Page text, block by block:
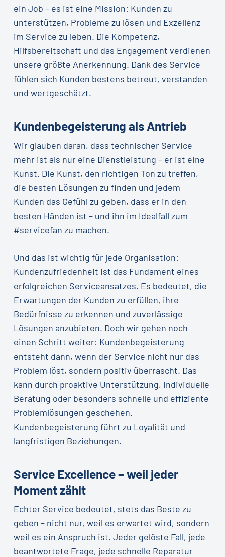
ein Job – es ist eine Mission: Kunden zu
unterstützen, Probleme zu lösen und Exzellenz
im Service zu leben. Die Kompetenz,
Hilfsbereitschaft und das Engagement verdienen
unsere größte Anerkennung. Dank des Service
fühlen sich Kunden bestens betreut, verstanden
und wertgeschätzt.
Kundenbegeisterung als Antrieb
Wir glauben daran, dass technischer Service
mehr ist als nur eine Dienstleistung – er ist eine
Kunst. Die Kunst, den richtigen Ton zu treffen,
die besten Lösungen zu finden und jedem
Kunden das Gefühl zu geben, dass er in den
besten Händen ist – und ihn im Idealfall zum
#servicefan zu machen.
Und das ist wichtig für jede Organisation:
Kundenzufriedenheit ist das Fundament eines
erfolgreichen Serviceansatzes. Es bedeutet, die
Erwartungen der Kunden zu erfüllen, ihre
Bedürfnisse zu erkennen und zuverlässige
Lösungen anzubieten. Doch wir gehen noch
einen Schritt weiter: Kundenbegeisterung
entsteht dann, wenn der Service nicht nur das
Problem löst, sondern positiv überrascht. Das
kann durch proaktive Unterstützung, individuelle
Beratung oder besonders schnelle und effiziente
Problemlösungen geschehen.
Kundenbegeisterung führt zu Loyalität und
langfristigen Beziehungen.
Service Excellence – weil jeder
Moment zählt
Echter Service bedeutet, stets das Beste zu
geben – nicht nur, weil es erwartet wird, sondern
weil es ein Anspruch ist. Jeder gelöste Fall, jede
beantwortete Frage, jede schnelle Reparatur